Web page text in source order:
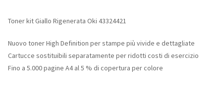
Toner kit Giallo Rigenerata Oki 43324421
Nuovo toner High Definition per stampe più vivide e dettagliate
Cartucce sostituibili separatamente per ridotti costi di esercizio
Fino a 5.000 pagine A4 al 5 % di copertura per colore